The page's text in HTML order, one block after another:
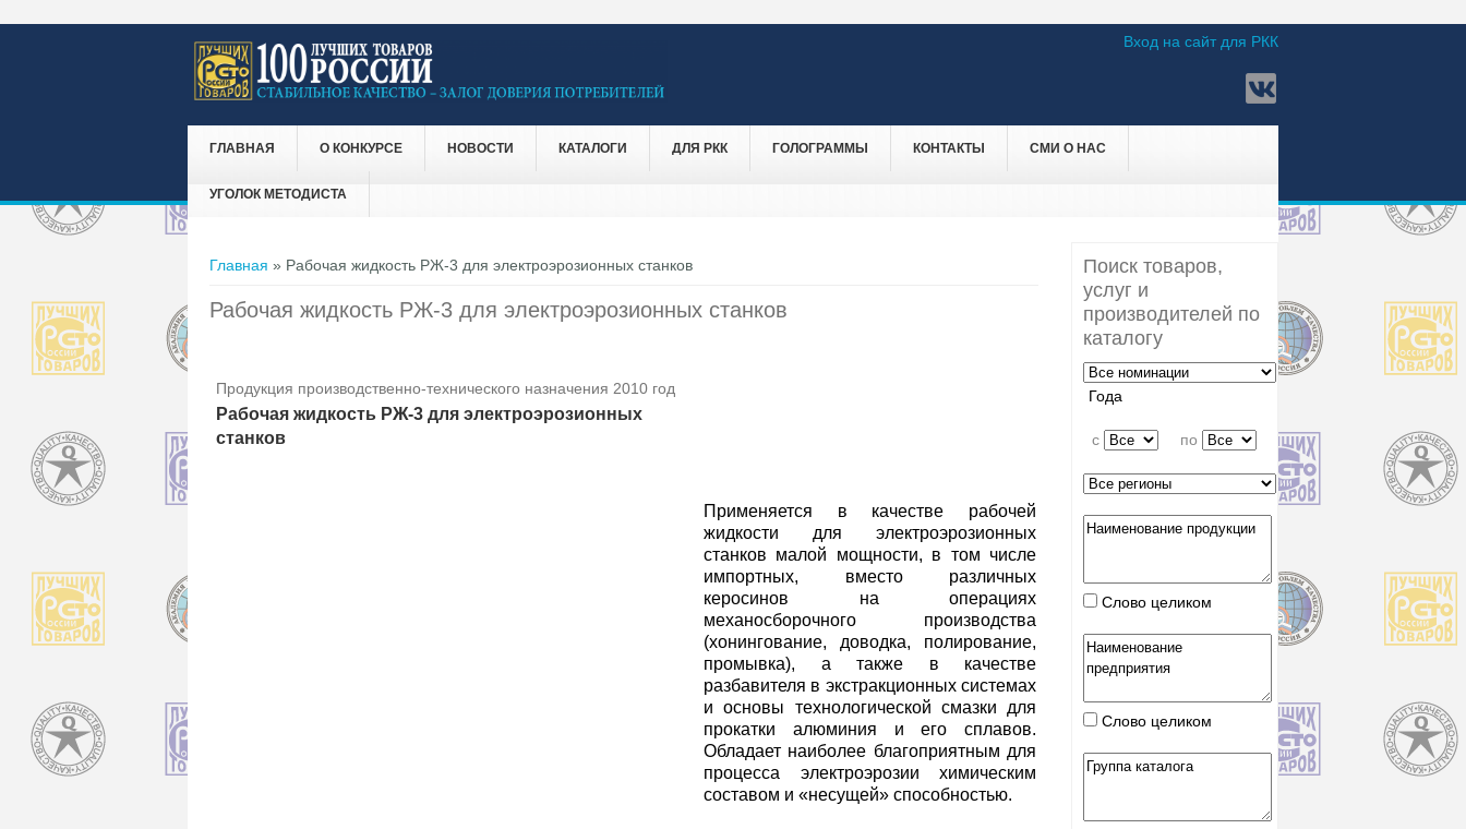
Вход на сайт для РКК
ГЛАВНАЯ О КОНКУРСЕ НОВОСТИ КАТАЛОГИ ДЛЯ РКК ГОЛОГРАММЫ КОНТАКТЫ СМИ О НАС
УГОЛОК МЕТОДИСТА
Вы здесь
Главная » Рабочая жидкость РЖ-3 для электроэрозионных станков
Рабочая жидкость РЖ-3 для электроэрозионных станков
Продукция производственно-технического назначения 2010 год
Рабочая жидкость РЖ-3 для электроэрозионных
станков
Применяется в качестве рабочей
жидкости для электроэрозионных
станков малой мощности, в том числе
импортных, вместо различных
керосинов на операциях
механосборочного производства
(хонингование, доводка, полирование,
промывка), а также в качестве
разбавителя в экстракционных системах
и основы технологической смазки для
прокатки алюминия и его сплавов.
Обладает наиболее благоприятным для
процесса электроэрозии химическим
составом и «несущей» способностью.
Поиск товаров,
услуг и
производителей по
каталогу
Года
c по
Слово целиком
Слово целиком